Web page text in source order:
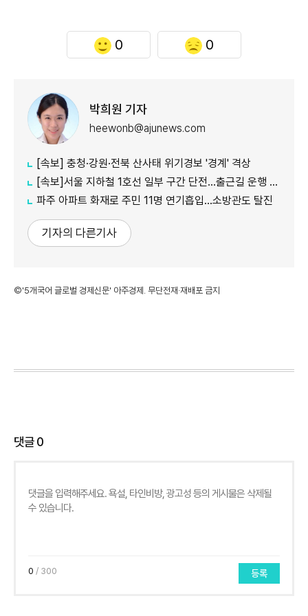
0 0
박희원 기자
heewonb@ajunews.com
[속보] 충청·강원·전북 산사태 위기경보 '경계' 격상
[속보]서울 지하철 1호선 일부 구간 단전…출근길 운행 지연
파주 아파트 화재로 주민 11명 연기흡입…소방관도 탈진
기자의 다른기사
©'5개국어 글로벌 경제신문' 아주경제. 무단전재·재배포 금지
댓글0
0 / 300 등록